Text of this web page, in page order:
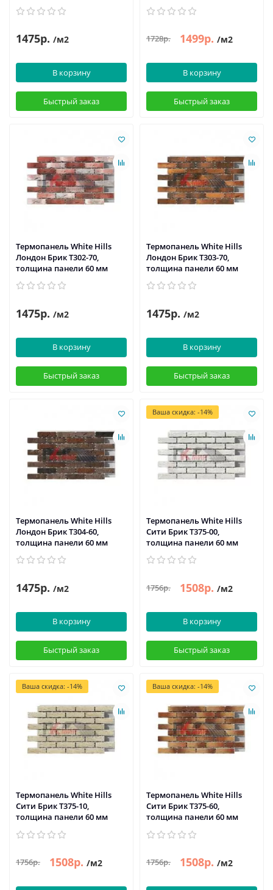
1475р. /м2
В корзину
Быстрый заказ
1728р. 1499р. /м2
В корзину
Быстрый заказ
Термопанель White Hills
Лондон Брик Т302-70,
толщина панели 60 мм
1475р. /м2
В корзину
Быстрый заказ
Термопанель White Hills
Лондон Брик Т303-70,
толщина панели 60 мм
1475р. /м2
В корзину
Быстрый заказ
Термопанель White Hills
Лондон Брик Т304-60,
толщина панели 60 мм
1475р. /м2
В корзину
Быстрый заказ
Ваша скидка: -14%
Термопанель White Hills
Сити Брик Т375-00,
толщина панели 60 мм
1756р. 1508р. /м2
В корзину
Быстрый заказ
Ваша скидка: -14%
Термопанель White Hills
Сити Брик Т375-10,
толщина панели 60 мм
1756р. 1508р. /м2
Ваша скидка: -14%
Термопанель White Hills
Сити Брик Т375-60,
толщина панели 60 мм
1756р. 1508р. /м2